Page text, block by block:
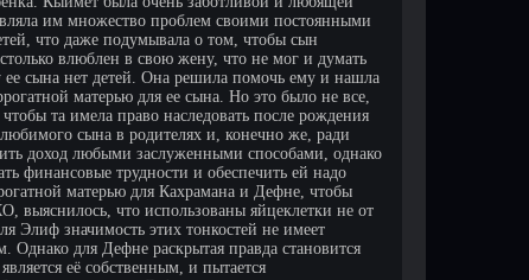
им множество проблем своими постоянными
что даже подумывала о том, чтобы сын
влюблен в свою жену, что не мог и думать
сына нет детей. Она решила помочь ему и нашла
матерью для ее сына. Но это было не все,
та имела право наследовать после рождения
сына в родителях и, конечно же, ради
доход любыми заслуженными способами, однако
финансовые трудности и обеспечить ей надо
матерью для Кахрамана и Дефне, чтобы
выяснилось, что использованы яйцеклетки не от
Элиф значимость этих тонкостей не имеет
Однако для Дефне раскрытая правда становится
её собственным, и пытается